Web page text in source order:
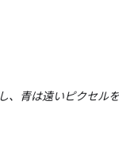
、青は遠いピクセル